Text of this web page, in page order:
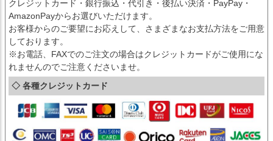
クレジットカード・銀行振込・代引き・後払い決済・PayPay・
AmazonPayからお選びいただけます。
お客様からのご要望にお応えして、さまざまなお支払方法をご用意
しております。
※お電話、FAXでのご注文の場合はクレジットカードがご使用にな
れませんのでご注意くださいませ。
◇ 各種クレジットカード